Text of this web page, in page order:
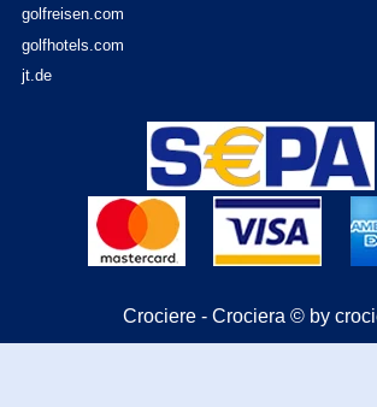
golfreisen.com
golfhotels.com
jt.de
Crociere - Crociera © by